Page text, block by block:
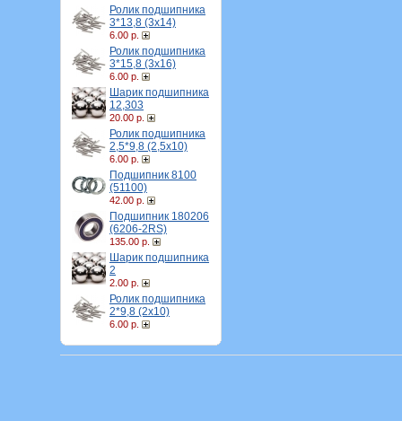
Ролик подшипника
3*13,8 (3х14)
6.00 р.
Ролик подшипника
3*15,8 (3х16)
6.00 р.
Шарик подшипника
12,303
20.00 р.
Ролик подшипника
2,5*9,8 (2,5х10)
6.00 р.
Подшипник 8100
(51100)
42.00 р.
Подшипник 180206
(6206-2RS)
135.00 р.
Шарик подшипника
2
2.00 р.
Ролик подшипника
2*9,8 (2х10)
6.00 р.